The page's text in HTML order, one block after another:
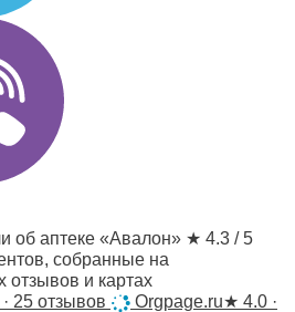
об аптеке «Авалон» ★ 4.3 / 5
собранные на
отзывов и картах
25 отзывов Orgpage.ru★ 4.0 ·